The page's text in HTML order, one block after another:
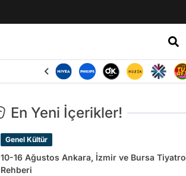
En Yeni İçerikler!
Genel Kültür
10-16 Ağustos Ankara, İzmir ve Bursa Tiyatro
Rehberi